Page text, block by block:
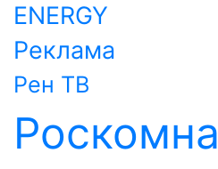
ENERGY
Реклама
Рен ТВ